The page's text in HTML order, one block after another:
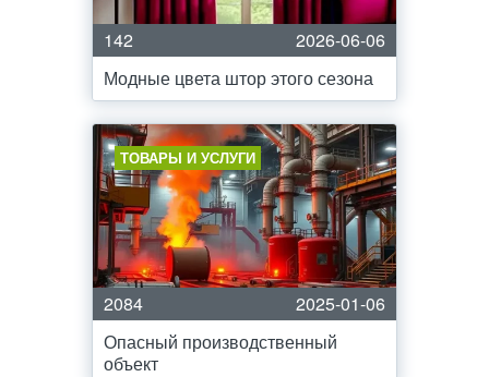
142
2026-06-06
Модные цвета штор этого сезона
ТОВАРЫ И УСЛУГИ
2084
2025-01-06
Опасный производственный
объект